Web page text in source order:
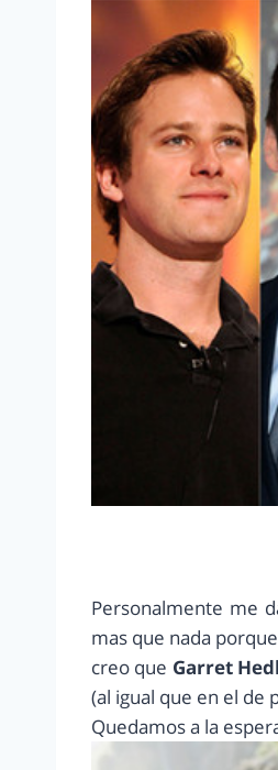
Personalmente me
mas que nada
creo que Garret
(al igual que en el de
Quedamos a la